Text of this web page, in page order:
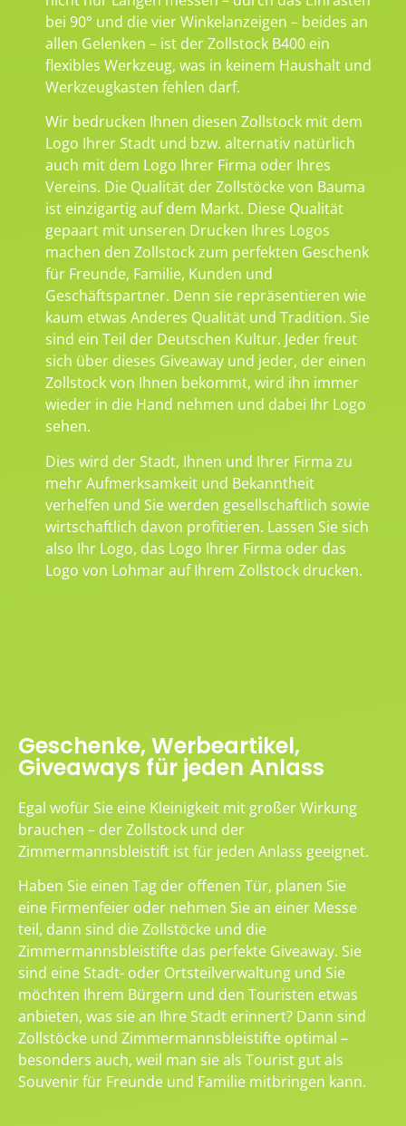
bei 90° und die vier Winkelanzeigen – beides an
allen Gelenken – ist der Zollstock B400 ein
flexibles Werkzeug, was in keinem Haushalt und
Werkzeugkasten fehlen darf.
Wir bedrucken Ihnen diesen Zollstock mit dem
Logo Ihrer Stadt und bzw. alternativ natürlich
auch mit dem Logo Ihrer Firma oder Ihres
Vereins. Die Qualität der Zollstöcke von Bauma
ist einzigartig auf dem Markt. Diese Qualität
gepaart mit unseren Drucken Ihres Logos
machen den Zollstock zum perfekten Geschenk
für Freunde, Familie, Kunden und
Geschäftspartner. Denn sie repräsentieren wie
kaum etwas Anderes Qualität und Tradition. Sie
sind ein Teil der Deutschen Kultur. Jeder freut
sich über dieses Giveaway und jeder, der einen
Zollstock von Ihnen bekommt, wird ihn immer
wieder in die Hand nehmen und dabei Ihr Logo
sehen.
Dies wird der Stadt, Ihnen und Ihrer Firma zu
mehr Aufmerksamkeit und Bekanntheit
verhelfen und Sie werden gesellschaftlich sowie
wirtschaftlich davon profitieren. Lassen Sie sich
also Ihr Logo, das Logo Ihrer Firma oder das
Logo von Lohmar auf Ihrem Zollstock drucken.
Geschenke, Werbeartikel,
Giveaways für jeden Anlass
Egal wofür Sie eine Kleinigkeit mit großer Wirkung
brauchen – der Zollstock und der
Zimmermannsbleistift ist für jeden Anlass geeignet.
Haben Sie einen Tag der offenen Tür, planen Sie
eine Firmenfeier oder nehmen Sie an einer Messe
teil, dann sind die Zollstöcke und die
Zimmermannsbleistifte das perfekte Giveaway. Sie
sind eine Stadt- oder Ortsteilverwaltung und Sie
möchten Ihrem Bürgern und den Touristen etwas
anbieten, was sie an Ihre Stadt erinnert? Dann sind
Zollstöcke und Zimmermannsbleistifte optimal –
besonders auch, weil man sie als Tourist gut als
Souvenir für Freunde und Familie mitbringen kann.